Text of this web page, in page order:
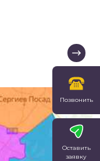
Позвонить
Оставить
заявку